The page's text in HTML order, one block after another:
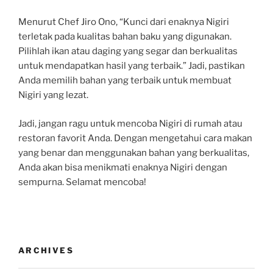
Menurut Chef Jiro Ono, “Kunci dari enaknya Nigiri
terletak pada kualitas bahan baku yang digunakan.
Pilihlah ikan atau daging yang segar dan berkualitas
untuk mendapatkan hasil yang terbaik.” Jadi, pastikan
Anda memilih bahan yang terbaik untuk membuat
Nigiri yang lezat.
Jadi, jangan ragu untuk mencoba Nigiri di rumah atau
restoran favorit Anda. Dengan mengetahui cara makan
yang benar dan menggunakan bahan yang berkualitas,
Anda akan bisa menikmati enaknya Nigiri dengan
sempurna. Selamat mencoba!
ARCHIVES